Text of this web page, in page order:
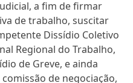
a fim de firmar
de trabalho, suscitar
Dissídio Coletivo
Regional do Trabalho,
de Greve, e ainda
de negociação,